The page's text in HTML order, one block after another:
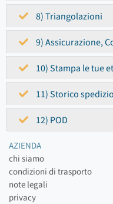
8) Triangolazioni
9) Assicurazione,
10) Stampa le tue
11) Storico
12) POD
AZIENDA
chi siamo
condizioni di trasporto
note legali
privacy